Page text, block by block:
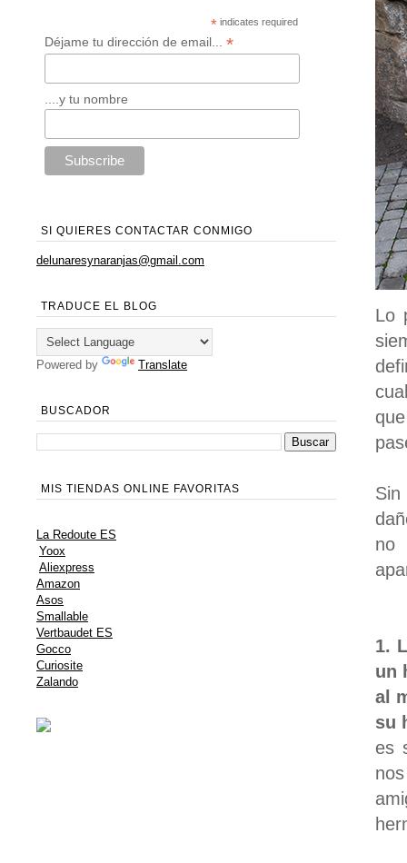
Lo
Sin
no
1.
un
al
su
es
* indicates required
Déjame tu dirección de email... *
....y tu nombre
SI QUIERES CONTACTAR CONMIGO
delunaresynaranjas@gmail.com
TRADUCE EL BLOG
Powered by Translate
BUSCADOR
MIS TIENDAS ONLINE FAVORITAS
La Redoute ES
Yoox
Aliexpress
Amazon
Asos
Smallable
Vertbaudet ES
Gocco
Curiosite
Zalando